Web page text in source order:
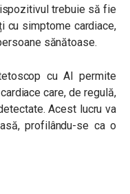
trebuie să fie
cu simptome cardiace,
sănătoase.
cu AI permite
care, de regulă,
Acest lucru va
profilându-se ca o